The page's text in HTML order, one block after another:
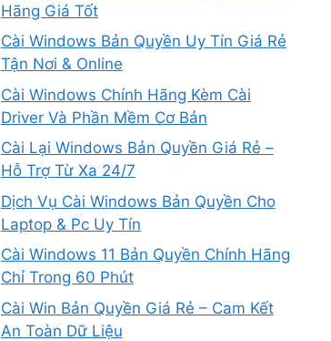
Hãng Giá Tốt
Cài Windows Bản Quyền Uy Tín Giá Rẻ
Tận Nơi & Online
Cài Windows Chính Hãng Kèm Cài
Driver Và Phần Mềm Cơ Bản
Cài Lại Windows Bản Quyền Giá Rẻ –
Hỗ Trợ Từ Xa 24/7
Dịch Vụ Cài Windows Bản Quyền Cho
Laptop & Pc Uy Tín
Cài Windows 11 Bản Quyền Chính Hãng
Chỉ Trong 60 Phút
Cài Win Bản Quyền Giá Rẻ – Cam Kết
An Toàn Dữ Liệu